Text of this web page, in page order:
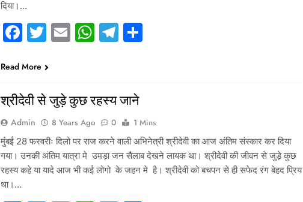
दिया।…
Facebook
Twitter
EmailWhatsApp
Telegram
Read More
श्रीदेवी से जुड़े कुछ रहस्य जाने
Admin 8 Years Ago 0
1 Mins
मुंबई 28 फरवरीः दिलो पर राज करने वाली अभिनेत्री श्रीदेवी का आज अंतिम संस्कार कर दिया
गया। उनकी अंतिम यात्रा मे उमड़ा जन सैलाब देखने लायक था। श्रीदेवी की जीवन से जुड़े कुछ
रहस्य कहे या यादे आज भी कई लोगो के जहन मे है। श्रीदेवी को बचपन से ही सफेद रंग बेहद प्रिय
था।…